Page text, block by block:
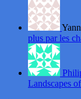
plus par les
Landscapes